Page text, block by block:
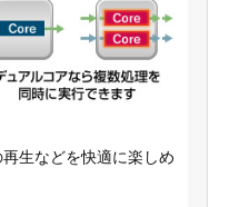
生などを快適に楽しめ